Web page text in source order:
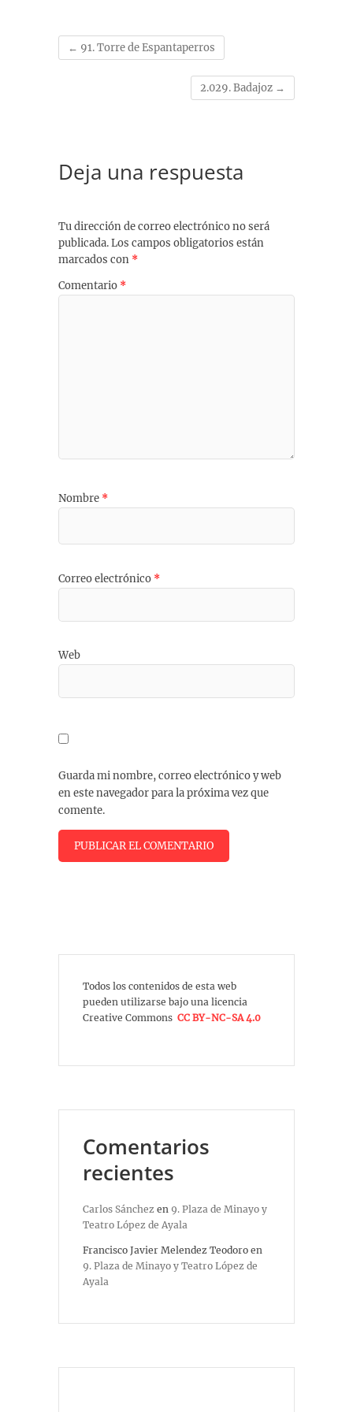
← 91. Torre de Espantaperros
2.029. Badajoz →
Deja una respuesta
Tu dirección de correo electrónico no será
publicada.Los campos obligatorios están
marcados con *
Comentario *
Nombre *
Correo electrónico *
Web
Guarda mi nombre, correo electrónico y web
en este navegador para la próxima vez que
comente.
Todos los contenidos de esta web
pueden utilizarse bajo una licencia
Creative Commons CC BY-NC-SA 4.0
Comentarios
recientes
Carlos Sánchez en 9. Plaza de Minayo y
Teatro López de Ayala
Francisco Javier Melendez Teodoro en
9. Plaza de Minayo y Teatro López de
Ayala